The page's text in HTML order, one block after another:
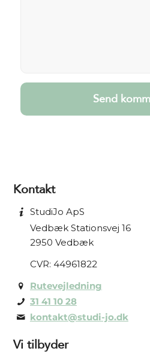
Kontakt
StudiJo ApS
Vedbæk Stationsvej 16
2950 Vedbæk
CVR: 44961822
Rutevejledning
31 41 10 28
kontakt@studi-jo.dk
Vi tilbyder